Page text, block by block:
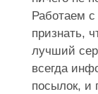
Работаем
признать,
лучший
всегда
посылок, и